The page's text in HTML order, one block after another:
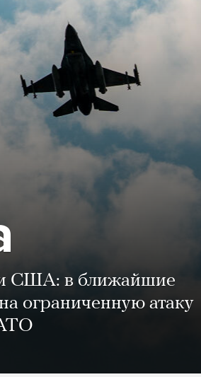
США: в ближайшие
ограниченную атаку